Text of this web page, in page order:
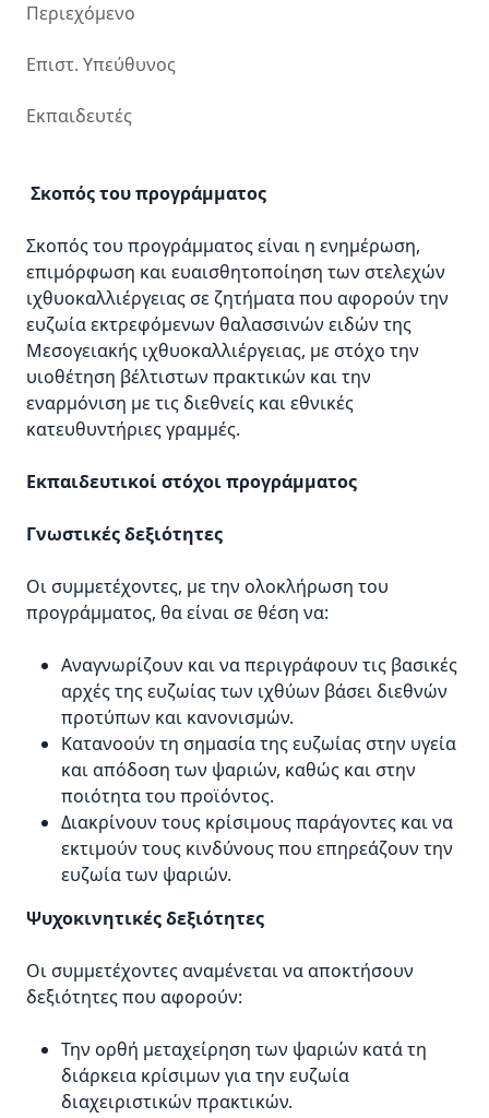
Περιεχόμενο
Επιστ. Υπεύθυνος
Εκπαιδευτές
Σκοπός του προγράμματος
Σκοπός του προγράμματος είναι η ενημέρωση,
επιμόρφωση και ευαισθητοποίηση των στελεχών
ιχθυοκαλλιέργειας σε ζητήματα που αφορούν την
ευζωία εκτρεφόμενων θαλασσινών ειδών της
Μεσογειακής ιχθυοκαλλιέργειας, με στόχο την
υιοθέτηση βέλτιστων πρακτικών και την
εναρμόνιση με τις διεθνείς και εθνικές
κατευθυντήριες γραμμές.
Εκπαιδευτικοί στόχοιπρογράμματος
Γνωστικές δεξιότητες
Οι συμμετέχοντες, με την ολοκλήρωση του
προγράμματος, θα είναι σε θέση να:
Αναγνωρίζουν και να περιγράφουν τις βασικές
αρχές της ευζωίας των ιχθύων βάσει διεθνών
προτύπων και κανονισμών.
Κατανοούν τη σημασία της ευζωίας στην υγεία
και απόδοση των ψαριών, καθώς και στην
ποιότητα του προϊόντος.
Διακρίνουν τους κρίσιμους παράγοντες και να
εκτιμούν τους κινδύνους που επηρεάζουν την
ευζωία των ψαριών.
Ψυχοκινητικές δεξιότητες
Οι συμμετέχοντες αναμένεται να αποκτήσουν
δεξιότητες που αφορούν:
Την ορθή μεταχείρηση των ψαριών κατά τη
διάρκεια κρίσιμων για την ευζωία
διαχειριστικών πρακτικών.